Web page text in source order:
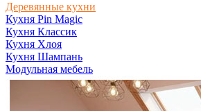
Деревянные кухни
Кухня Pin Magic
Кухня Классик
Кухня Хлоя
Кухня Шампань
Модульная мебель